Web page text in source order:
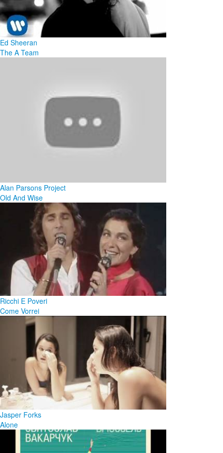
Ed Sheeran
The A Team
Alan Parsons Project
Old And Wise
Ricchi E Poveri
Come Vorrei
Jasper Forks
Alone